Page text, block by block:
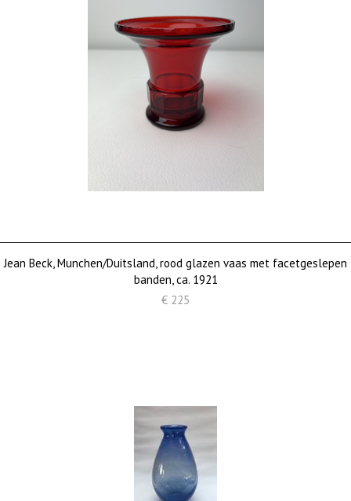
Jean Beck, Munchen/Duitsland, rood glazen vaas met facetgeslepen
banden, ca. 1921
€ 225